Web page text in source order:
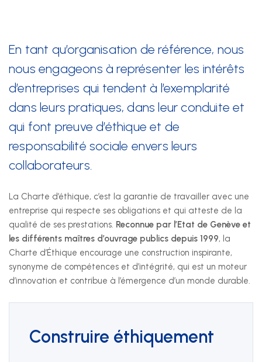
Développement durable
Formation
Juridique
Sécurité au travail et protection de la santé
Technique
SSE Genève
Rue de Malatrex 14
CH-1201 Genève
Itinéraire
+41 22 949 18 18
sse(at)sse-ge.ch
En tant qu’organisation de référence, nous
nous engageons à représenter les intérêts
d’entreprises qui tendent à l’exemplarité
dans leurs pratiques, dans leur conduite et
qui font preuve d’éthique et de
responsabilité sociale envers leurs
collaborateurs.
La Charte d’éthique, c’est la garantie de travailler avec une
entreprise qui respecte ses obligations et qui atteste de la
qualité de ses prestations. Reconnue par l’Etat de Genève et
les différents maîtres d’ouvrage publics depuis 1999, la
Charte d’Éthique encourage une construction inspirante,
synonyme de compétences et d’intégrité, qui est un moteur
d’innovation et contribue à l’émergence d’un monde durable.
Construire éthiquement